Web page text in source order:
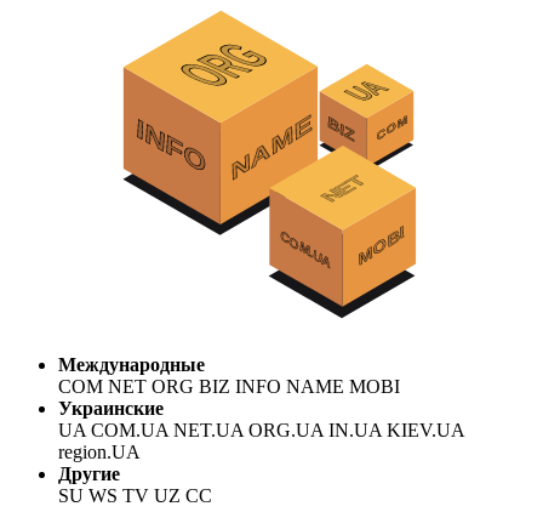
Международные
COM NET ORG BIZ INFO NAME MOBI
Украинские
UA COM.UA NET.UA ORG.UA IN.UA KIEV.UA
region.UA
Другие
SU WS TV UZ CC